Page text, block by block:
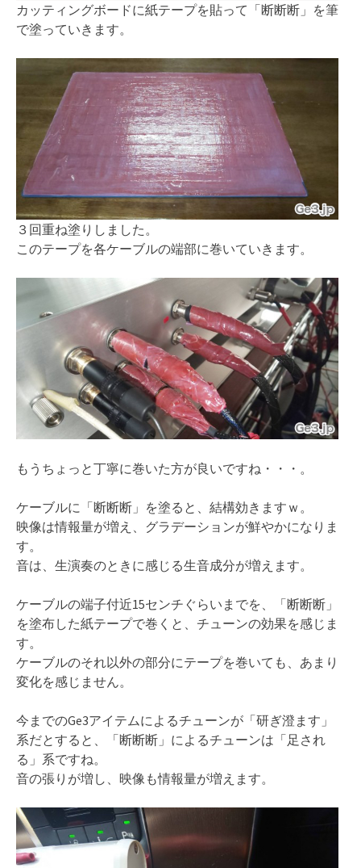
カッティングボードに紙テープを貼って「断断断」を筆
で塗っていきます。
３回重ね塗りしました。
このテープを各ケーブルの端部に巻いていきます。
もうちょっと丁寧に巻いた方が良いですね・・・。
ケーブルに「断断断」を塗ると、結構効きますｗ。
映像は情報量が増え、グラデーションが鮮やかになりま
す。
音は、生演奏のときに感じる生音成分が増えます。
ケーブルの端子付近15センチぐらいまでを、「断断断」
を塗布した紙テープで巻くと、チューンの効果を感じま
す。
ケーブルのそれ以外の部分にテープを巻いても、あまり
変化を感じません。
今までのGe3アイテムによるチューンが「研ぎ澄ます」
系だとすると、「断断断」によるチューンは「足され
る」系ですね。
音の張りが増し、映像も情報量が増えます。